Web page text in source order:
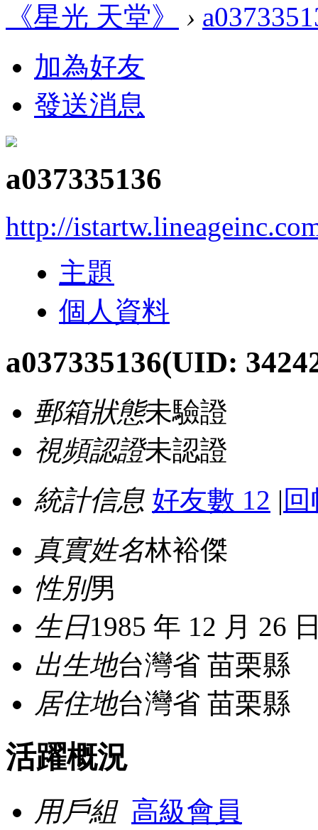
《星光 天堂》 ›
加為好友
發送消息
a037335136
http://
主題
個人資料
a037335136(UID:
郵箱狀態未驗證
視頻認證未認證
統計信息 好友數 12 |
真實姓名林裕傑
性別男
生日1985 年 12 月 26
出生地台灣省 苗栗縣
居住地台灣省 苗栗縣
活躍概況
用戶組 高級會員